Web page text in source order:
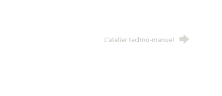
L'atelier techno-manuel